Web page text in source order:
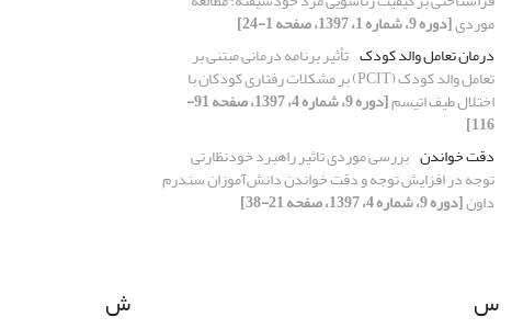
موردی[دوره 9، شماره 1، 1397، صفحه 1-24]
درمان تعامل والد کودک تأثیر برنامه درمانی مبتنی بر
تعامل والد کودک (PCIT) بر مشکلات رفتاری کودکان با
اختلال طیف اتیسم [دوره 9، شماره 4، 1397، صفحه 91-
116]
دقت خواندن‌ بررسی موردی تاثیر راهبرد خودنظارتی
توجه در افزایش توجه و دقت خواندن دانش‌آموزان سندرم
داون[دوره 9، شماره 4، 1397، صفحه 21-38]
س ش